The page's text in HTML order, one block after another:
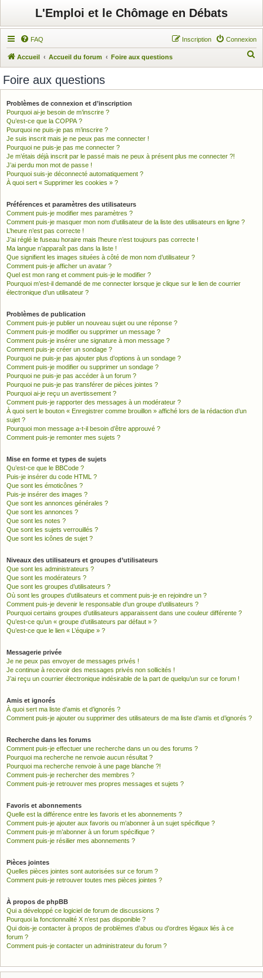
L'Emploi et le Chômage en Débats
FAQ Connexion
Inscription
Accueil Accueil du forum Foire aux questions
Foire aux questions
Problèmes de connexion et d’inscription
Pourquoi ai-je besoin de m’inscrire ?
Qu’est-ce que la COPPA ?
Pourquoi ne puis-je pas m’inscrire ?
Je suis inscrit mais je ne peux pas me connecter !
Pourquoi ne puis-je pas me connecter ?
Je m’étais déjà inscrit par le passé mais ne peux à présent plus me connecter ?!
J’ai perdu mon mot de passe !
Pourquoi suis-je déconnecté automatiquement ?
À quoi sert « Supprimer les cookies » ?
Préférences et paramètres des utilisateurs
Comment puis-je modifier mes paramètres ?
Comment puis-je masquer mon nom d’utilisateur de la liste des utilisateurs en ligne ?
L’heure n’est pas correcte !
J’ai réglé le fuseau horaire mais l’heure n’est toujours pas correcte !
Ma langue n’apparaît pas dans la liste !
Que signifient les images situées à côté de mon nom d’utilisateur ?
Comment puis-je afficher un avatar ?
Quel est mon rang et comment puis-je le modifier ?
Pourquoi m’est-il demandé de me connecter lorsque je clique sur le lien de courrier
électronique d’un utilisateur ?
Problèmes de publication
Comment puis-je publier un nouveau sujet ou une réponse ?
Comment puis-je modifier ou supprimer un message ?
Comment puis-je insérer une signature à mon message ?
Comment puis-je créer un sondage ?
Pourquoi ne puis-je pas ajouter plus d’options à un sondage ?
Comment puis-je modifier ou supprimer un sondage ?
Pourquoi ne puis-je pas accéder à un forum ?
Pourquoi ne puis-je pas transférer de pièces jointes ?
Pourquoi ai-je reçu un avertissement ?
Comment puis-je rapporter des messages à un modérateur ?
À quoi sert le bouton « Enregistrer comme brouillon » affiché lors de la rédaction d’un
sujet ?
Pourquoi mon message a-t-il besoin d’être approuvé ?
Comment puis-je remonter mes sujets ?
Mise en forme et types de sujets
Qu’est-ce que le BBCode ?
Puis-je insérer du code HTML ?
Que sont les émoticônes ?
Puis-je insérer des images ?
Que sont les annonces générales ?
Que sont les annonces ?
Que sont les notes ?
Que sont les sujets verrouillés ?
Que sont les icônes de sujet ?
Niveaux des utilisateurs et groupes d’utilisateurs
Que sont les administrateurs ?
Que sont les modérateurs ?
Que sont les groupes d’utilisateurs ?
Où sont les groupes d’utilisateurs et comment puis-je en rejoindre un ?
Comment puis-je devenir le responsable d’un groupe d’utilisateurs ?
Pourquoi certains groupes d’utilisateurs apparaissent dans une couleur différente ?
Qu’est-ce qu’un « groupe d’utilisateurs par défaut » ?
Qu’est-ce que le lien « L’équipe » ?
Messagerie privée
Je ne peux pas envoyer de messages privés !
Je continue à recevoir des messages privés non sollicités !
J’ai reçu un courrier électronique indésirable de la part de quelqu’un sur ce forum !
Amis et ignorés
À quoi sert ma liste d’amis et d’ignorés ?
Comment puis-je ajouter ou supprimer des utilisateurs de ma liste d’amis et d’ignorés ?
Recherche dans les forums
Comment puis-je effectuer une recherche dans un ou des forums ?
Pourquoi ma recherche ne renvoie aucun résultat ?
Pourquoi ma recherche renvoie à une page blanche ?!
Comment puis-je rechercher des membres ?
Comment puis-je retrouver mes propres messages et sujets ?
Favoris et abonnements
Quelle est la différence entre les favoris et les abonnements ?
Comment puis-je ajouter aux favoris ou m’abonner à un sujet spécifique ?
Comment puis-je m’abonner à un forum spécifique ?
Comment puis-je résilier mes abonnements ?
Pièces jointes
Quelles pièces jointes sont autorisées sur ce forum ?
Comment puis-je retrouver toutes mes pièces jointes ?
À propos de phpBB
Qui a développé ce logiciel de forum de discussions ?
Pourquoi la fonctionnalité X n’est pas disponible ?
Qui dois-je contacter à propos de problèmes d’abus ou d’ordres légaux liés à ce
forum ?
Comment puis-je contacter un administrateur du forum ?